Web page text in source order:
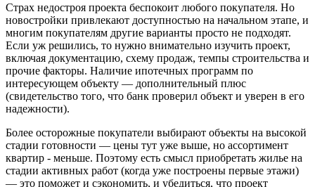
Страх недостроя проекта беспокоит любого покупателя. Но
новостройки привлекают доступностью на начальном этапе, и
многим покупателям другие варианты просто не подходят.
Если уж решились, то нужно внимательно изучить проект,
включая документацию, схему продаж, темпы строительства и
прочие факторы. Наличие ипотечных программ по
интересующем объекту — дополнительный плюс
(свидетельство того, что банк проверил объект и уверен в его
надежности).
Более осторожные покупатели выбирают объекты на высокой
стадии готовности — цены тут уже выше, но ассортимент
квартир - меньше. Поэтому есть смысл приобретать жилье на
стадии активных работ (когда уже построены первые этажи)
— это поможет и сэкономить, и убедиться, что проект